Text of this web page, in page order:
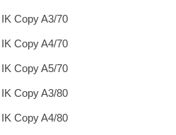
Copy A3/70
Copy A4/70
Copy A5/70
Copy A3/80
Copy A4/80